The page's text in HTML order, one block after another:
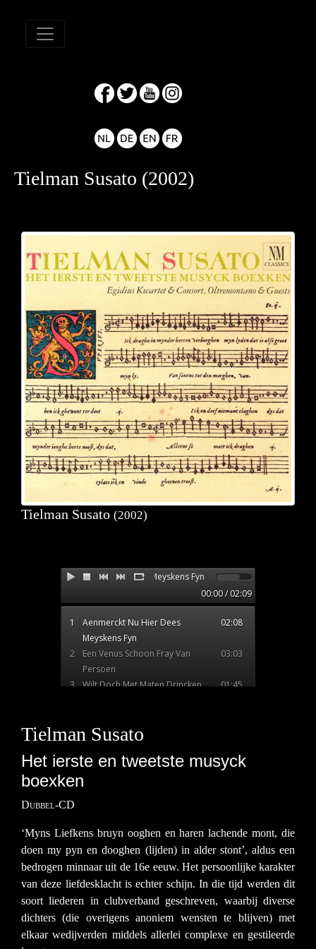
Tielman Susato (2002)
Tielman Susato (2002)
Tielman Susato
Het ierste en tweetste musyck
boexken
Dubbel-CD
‘Myns Liefkens bruyn ooghen en haren lachende mont, die
doen my pyn en dooghen (lijden) in alder stont’, aldus een
bedrogen minnaar uit de 16e eeuw. Het persoonlijke karakter
van deze liefdesklacht is echter schijn. In die tijd werden dit
soort liederen in clubverband geschreven, waarbij diverse
dichters (die overigens anoniem wensten te blijven) met
elkaar wedijverden middels allerlei complexe en gestileerde